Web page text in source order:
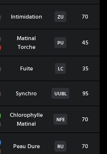
TénèbresIntimidation ZU 70
Ténèbres
Feu
Matinal
Torche
PU 45
TénèbresFuite LC 35
TénèbresSynchro UUBL 95
Plante
Ténèbres
Chlorophylle
Matinal
NFE 70
Eau
Ténèbres
Peau Dure RU 70